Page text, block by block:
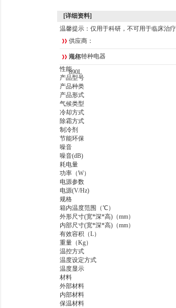
[详细资料]
温馨提示：仅用于科研，不可用于临床治疗
供应商：
海尔特种电器
规格：
890L
性能
产品型号
产品种类
产品形式
气候类型
冷却方式
除霜方式
制冷剂
节能环保
噪音
噪音(dB)
耗电量
功率（W）
电源参数
电源(V/Hz)
规格
箱内温度范围（℃）
外形尺寸(宽*深*高)（mm）
内部尺寸(宽*深*高)（mm）
有效容积（L）
重量（Kg）
温控方式
温度设定方式
温度显示
材料
外部材料
内部材料
保温材料